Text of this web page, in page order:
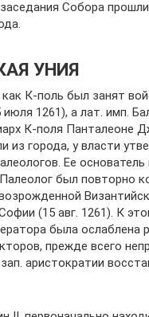
Собора
УНИЯ
К-поль был занят
1261), а лат. имп.
К-поля Панталеоне
из города, у власти
Ее основатель
был повторно
(15 авг. 1261). К
была ослаблена
прежде всего
аристократии